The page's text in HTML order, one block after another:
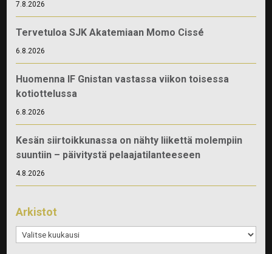
7.8.2026
Tervetuloa SJK Akatemiaan Momo Cissé
6.8.2026
Huomenna IF Gnistan vastassa viikon toisessa
kotiottelussa
6.8.2026
Kesän siirtoikkunassa on nähty liikettä molempiin
suuntiin – päivitystä pelaajatilanteeseen
4.8.2026
Arkistot
Arkistot